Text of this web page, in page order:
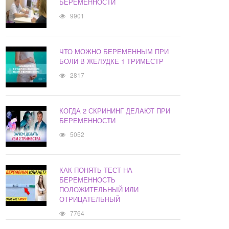
БЕРЕМЕННОСТИ
9901
ЧТО МОЖНО БЕРЕМЕННЫМ ПРИ
БОЛИ В ЖЕЛУДКЕ 1 ТРИМЕСТР
2817
КОГДА 2 СКРИНИНГ ДЕЛАЮТ ПРИ
БЕРЕМЕННОСТИ
5052
КАК ПОНЯТЬ ТЕСТ НА
БЕРЕМЕННОСТЬ
ПОЛОЖИТЕЛЬНЫЙ ИЛИ
ОТРИЦАТЕЛЬНЫЙ
7764